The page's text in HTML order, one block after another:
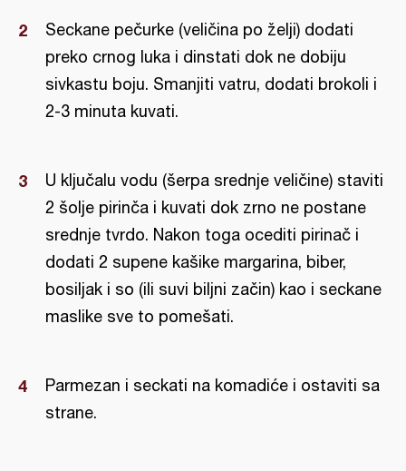
Seckane pečurke (veličina po želji) dodati
preko crnog luka i dinstati dok ne dobiju
sivkastu boju. Smanjiti vatru, dodati brokoli i
2-3 minuta kuvati.
U ključalu vodu (šerpa srednje veličine) staviti
2 šolje pirinča i kuvati dok zrno ne postane
srednje tvrdo. Nakon toga ocediti pirinač i
dodati 2 supene kašike margarina, biber,
bosiljak i so (ili suvi biljni začin) kao i seckane
maslike sve to pomešati.
Parmezan i seckati na komadiće i ostaviti sa
strane.